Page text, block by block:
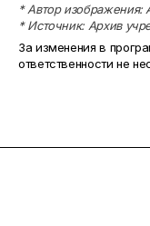
* Автор изображения:
* Источник: Архив
За изменения в
ответственности не